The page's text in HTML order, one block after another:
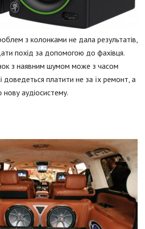
з колонками не дала результатів,
похід за допомогою до фахівця.
з наявним шумом може з часом
доведеться платити не за їх ремонт, а
аудіосистему.